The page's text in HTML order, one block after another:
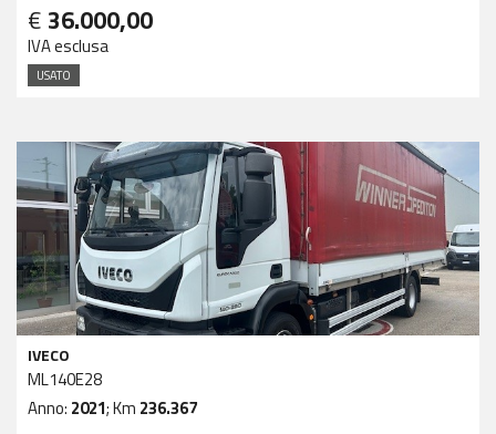
€ 36.000,00
IVA esclusa
USATO
IVECO
ML140E28
Anno: 2021; Km 236.367